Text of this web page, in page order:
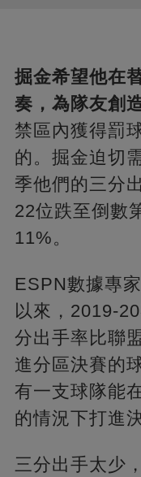
掘金希望他在
奏，為隊友創
禁區內獲得罰
的。掘金迫切
季他們的三分
22位跌至倒數
11%。
ESPN數據專
以來，2019-
分出手率比聯
進分區決賽的
有一支球隊能
的情況下打進
三分出手太少